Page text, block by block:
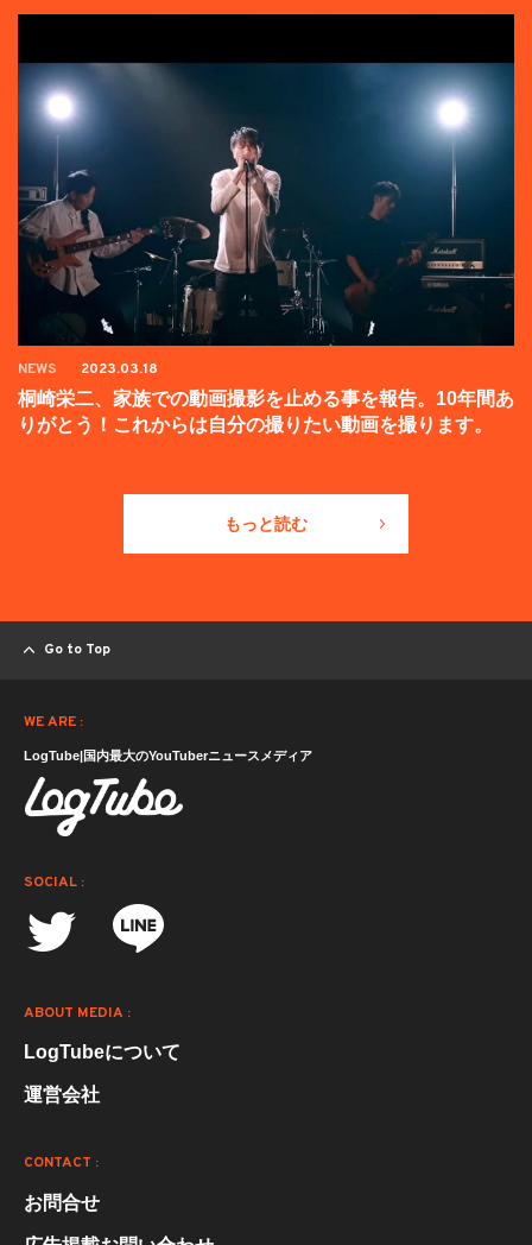
NEWS 2023.03.18
桐崎栄二、家族での動画撮影を止める事を報告。10年間あ
りがとう！これからは自分の撮りたい動画を撮ります。
もっと読む
Go to Top
WE ARE :
LogTube|国内最大のYouTuberニュースメディア
SOCIAL :
ABOUT MEDIA :
LogTubeについて
運営会社
CONTACT :
お問合せ